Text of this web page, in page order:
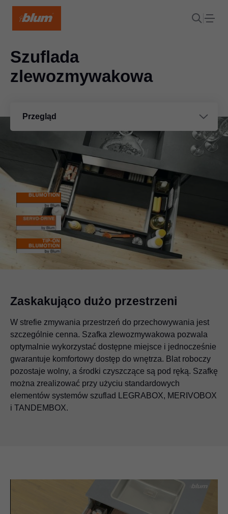
Przegląd
Szuflada
zlewozmywakowa
Zaskakująco dużo przestrzeni
W strefie zmywania przestrzeń do przechowywania jest
szczególnie cenna. Szafka zlewozmywakowa pozwala
optymalnie wykorzystać dostępne miejsce i jednocześnie
gwarantuje komfortowy dostęp do wnętrza. Blat roboczy
pozostaje wolny, a środki czyszczące są pod ręką. Szafkę
można zrealizować przy użyciu standardowych
elementów systemów szuflad LEGRABOX, MERIVOBOX
i TANDEMBOX.